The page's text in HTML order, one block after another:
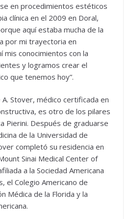
en procedimientos estéticos
clínica en el 2009 en Doral,
aquí estaba mucha de la
por mi trayectoria en
mis conocimientos con la
y logramos crear el
que tenemos hoy”.
Stover, médico certificada en
es otro de los pilares
Pierini. Después de graduarse
de la Universidad de
completó su residencia en
Sinai Medical Center of
a la Sociedad Americana
el Colegio Americano de
Médica de la Florida y la